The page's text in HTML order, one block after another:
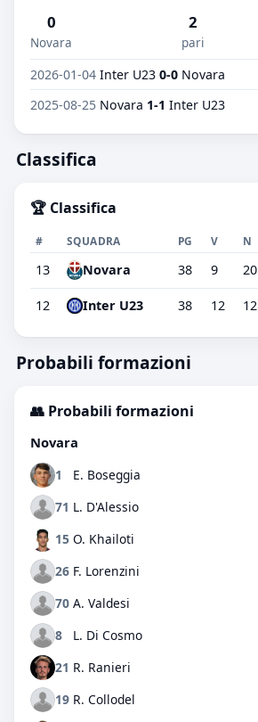
0
Novara
2
pari
2026-01-04 Inter U23 0-0 Novara
2025-08-25 Novara 1-1 Inter U23
Classifica
🏆 Classifica
# SQUADRA PG V N
13 Novara 38 9 20
12 Inter U23 38 12 12
Probabili formazioni
👥 Probabili formazioni
Novara
1
E. Boseggia
71 L. D'Alessio
15 O. Khailoti
26 F. Lorenzini
70 A. Valdesi
8
L. Di Cosmo
21 R. Ranieri
19 R. Collodel